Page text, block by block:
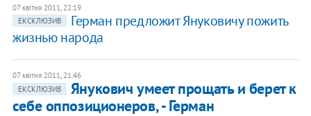
07 квітня 2011, 22:19
ЕКСКЛЮЗИВ
Герман предложит Януковичу пожить
жизнью народа
07 квітня 2011, 21:46
ЕКСКЛЮЗИВ
Янукович умеет прощать и берет к
себе оппозиционеров, - Герман